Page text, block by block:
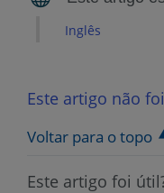
Inglês
Este artigo não
Voltar para o topo
Este artigo foi